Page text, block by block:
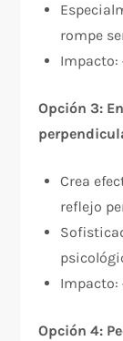
rompe
Impacto:
Opción 3:
Crea
reflejo
Impacto:
Opción 4: